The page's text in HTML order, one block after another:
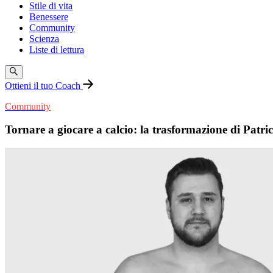
Stile di vita
Benessere
Community
Scienza
Liste di lettura
Ottieni il tuo Coach
Community
Tornare a giocare a calcio: la trasformazione di